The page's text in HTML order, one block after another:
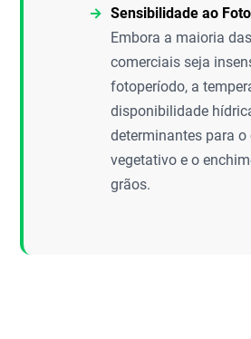
Sensibilidade ao
Embora a maioria
comerciais seja
fotoperíodo, a
disponibilidade
determinantes para
vegetativo e o
grãos.